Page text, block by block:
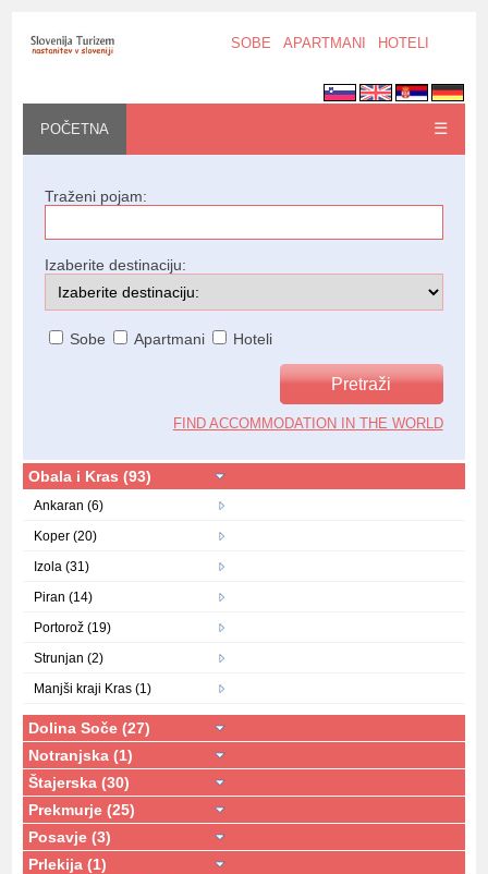
SOBE APARTMANI HOTELI
POČETNA ☰
Traženi pojam:
Izaberite destinaciju:
Sobe Apartmani Hoteli
FIND ACCOMMODATION IN THE WORLD
Obala i Kras (93)
Ankaran (6)
Koper (20)
Izola (31)
Piran (14)
Portorož (19)
Strunjan (2)
Manjši kraji Kras (1)
Dolina Soče (27)
Notranjska (1)
Štajerska (30)
Prekmurje (25)
Posavje (3)
Prlekija (1)